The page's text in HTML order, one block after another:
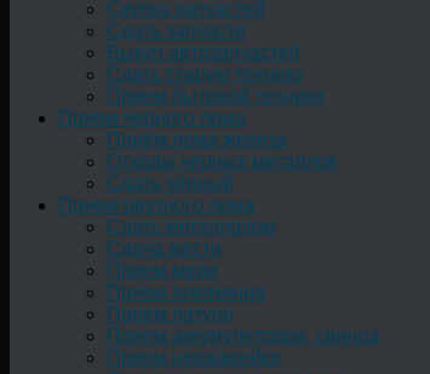
Скупка запчастей
Сдать запчасти
Выкуп автозапчастей
Сдать старую технику
Прием бытовой техники
Прием черного лома
Приём лома железа
Отходы черных металлов
Сдать чёрный
Прием цветного лома
Сдать металлолом
Сдача жести
Прием меди
Прием алюминия
Прием латуни
Прием аккумуляторов, свинца
Прием нержавейки